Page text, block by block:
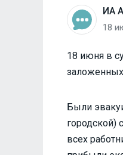
ИА
18
18 июня в
Были
городской)
всех